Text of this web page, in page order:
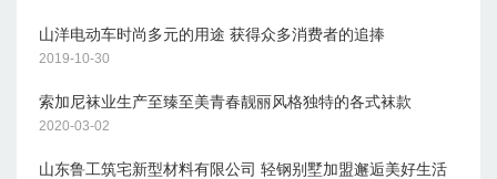
山洋电动车时尚多元的用途 获得众多消费者的追捧
2019-10-30
索加尼袜业生产至臻至美青春靓丽风格独特的各式袜款
2020-03-02
山东鲁工筑宅新型材料有限公司 轻钢别墅加盟邂逅美好生活